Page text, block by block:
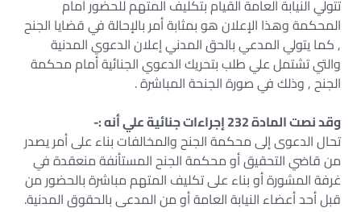
تتولي النيابة العامة القيام بتكليف المتهم للحضور أمام
المحكمة وهذا الإعلان هو بمثابة أمر بالإحالة في قضايا الجنح
, كما يتولي المدعي بالحق المدني إعلان الدعوي المدنية
والتي تشتمل علي طلب بتحريك الدعوي الجنائية أمام محكمة
الجنح , وذلك في صورة الجنحة المباشرة .
وقد نصت المادة 232 إجراءات جنائية علي أنه :-
تحال الدعوى إلى محكمة الجنح والمخالفات بناء على أمر يصدر
من قاضي التحقيق أو محكمة الجنح المستأنفة منعقدة في
غرفة المشورة أو بناء على تكليف المتهم مباشرة بالحضور من
قبل أحد أعضاء النيابة العامة أو من المدعى بالحقوق المدنية.